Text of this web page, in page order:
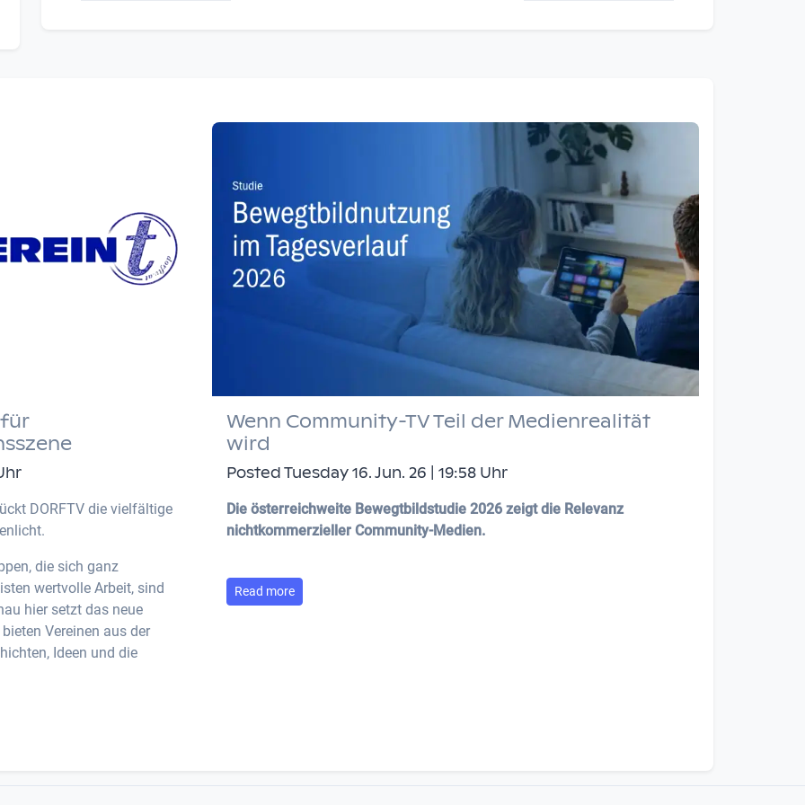
DORFTV die vielfältige
die sich ganz
wertvolle Arbeit, sind
hier setzt das neue
Vereinen aus der
Ideen und die
Wenn Community-TV Teil der Medienrealität
wird
Posted Tuesday 16. Jun. 26 | 19:58 Uhr
Die österreichweite Bewegtbildstudie 2026 zeigt die Relevanz
nichtkommerzieller Community-Medien.
Read more